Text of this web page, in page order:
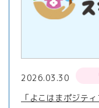
2026.03.30
「よこはまポジテ